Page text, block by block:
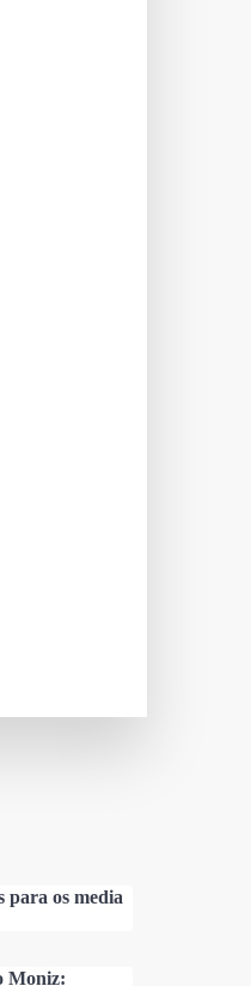
para os media
Moniz: